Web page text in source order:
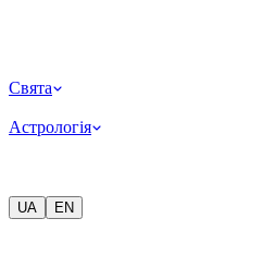
Свята
Астрологія
UA EN